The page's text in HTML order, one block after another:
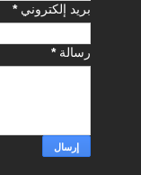
بريد إلكتروني*
رسالة*